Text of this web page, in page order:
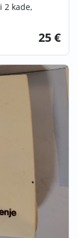
2 kade,
25 €